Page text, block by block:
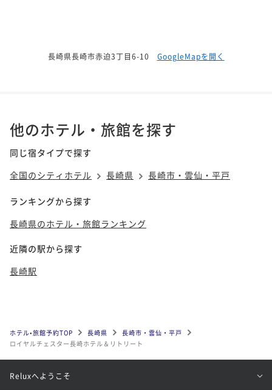
長崎県長崎市赤迫3丁目6-10 GoogleMapを開く
他のホテル・旅館を探す
同じ宿タイプで探す
全国のシティホテル
長崎県 長崎市・雲仙・平戸
ランキングから探す
長崎県のホテル・旅館ランキング
近隣の駅から探す
長崎駅
ホテル•旅館予約TOP 長崎県
長崎市・雲仙・平戸
ロイヤルチェスター長崎ホテル＆リトリート
Reluxへようこそ